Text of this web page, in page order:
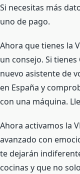
Si necesitas más
uno de pago.
Ahora que tienes la
un consejo. Si tienes
nuevo asistente de
en España y
con una máquina.
Ahora activamos la
avanzado con
te dejarán
cocinas y que no